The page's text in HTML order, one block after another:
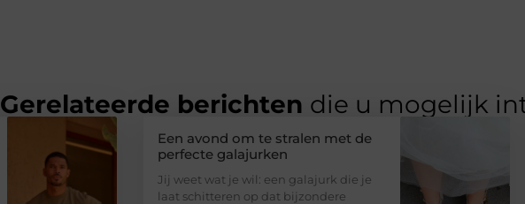
Gerelateerde berichten die u mogelijk
Een avond om te stralen met de
perfecte galajurken
Jij weet wat je wil: een galajurk die je
laat schitteren op dat bijzondere